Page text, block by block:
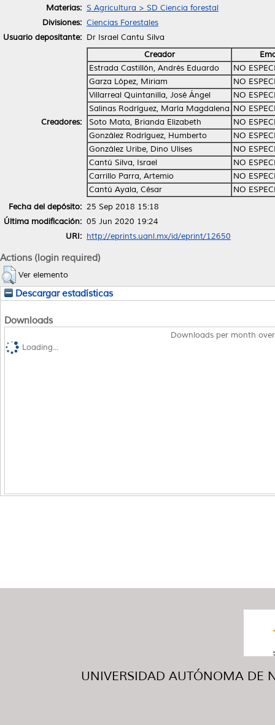
Materias: S Agricultura > SD Ciencia forestal
Divisiones: Ciencias Forestales
Usuario depositante: Dr Israel Cantu Silva
Creadores:
Creador
Estrada Castillón, Andrés Eduardo
NO
Garza López, Miriam
NO
Villarreal Quintanilla, José Ángel
NO
Salinas Rodríguez, María Magdalena NO
Soto Mata, Brianda Elizabeth
NO
González Rodríguez, Humberto
NO
González Uribe, Dino Ulises
NO
Cantú Silva, Israel
NO
Carrillo Parra, Artemio
NO
Cantú Ayala, César
NO
Fecha del depósito: 25 Sep 2018 15:18
Última modificación: 05 Jun 2020 19:24
URI: http://eprints.uanl.mx/id/eprint/12650
Actions (login required)
Ver elemento
Descargar estadísticas
Downloads
Downloads per month
Loading...
UNIVERSIDAD AUTÓNOMA DE